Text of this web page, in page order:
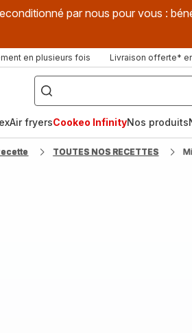
par nous pour vous :
en plusieurs fois Livraison offerte*
["Que
recherchez-
vous
?",
fryer",
"Companion"]
Air fryersCookeo InfinityNos produits
TOUTES NOS RECETTES